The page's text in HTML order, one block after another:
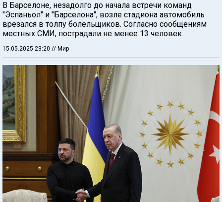
В Барселоне, незадолго до начала встречи команд
"Эспаньол" и "Барселона", возле стадиона автомобиль
врезался в толпу болельщиков. Согласно сообщениям
местных СМИ, пострадали не менее 13 человек.
15.05.2025 23:20 // Мир